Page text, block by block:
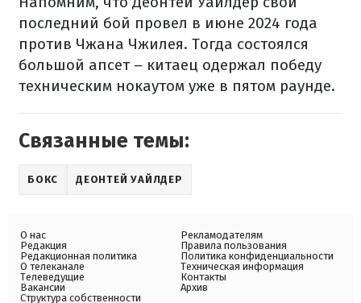
последний бой провел в июне 2024 года
против Чжана Чжилея. Тогда состоялся
большой апсет – китаец одержал победу
техническим нокаутом уже в пятом раунде.
Связанные темы:
БОКС ДЕОНТЕЙ УАЙЛДЕР
О нас
Редакция
Редакционная политика
О телеканале
Телеведущие
Вакансии
Структура собственности
Рекламодателям
Правила пользования
Политика конфиденциальности
Техническая информация
Контакты
Архив